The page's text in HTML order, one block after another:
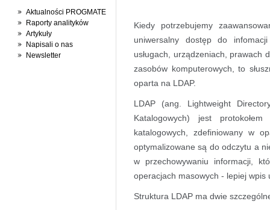
Aktualności PROGMATE
Raporty analityków
Artykuły
Napisali o nas
Newsletter
Kiedy potrzebujemy
uniwersalny dostęp do
usługach, urządzeniach, prawach
zasobów komputerowych, to
oparta na LDAP.
LDAP (ang. Lightweight
Katalogowych) jest
katalogowych, zdefiniowany w
optymalizowane są do odczytu a
w przechowywaniu informacji,
operacjach masowych - lepiej wpis
Struktura LDAP ma dwie